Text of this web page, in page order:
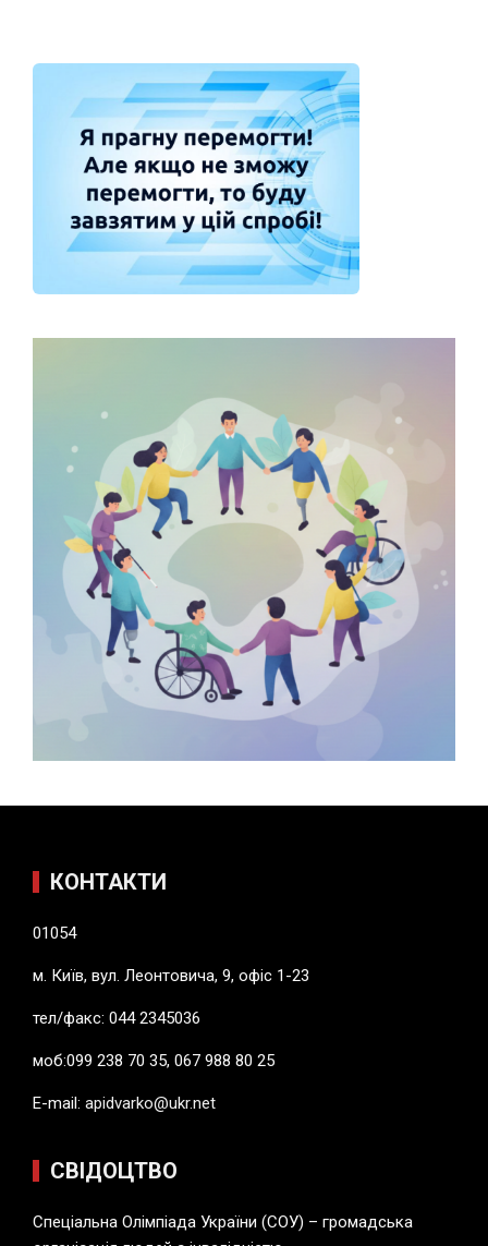
КОНТАКТИ
01054
м. Київ, вул. Леонтовича, 9, офіс 1-23
тел/факс: 044 2345036
моб:099 238 70 35, 067 988 80 25
E-mail: apidvarko@ukr.net
СВІДОЦТВО
Спеціальна Олімпіада України (СОУ) – громадська